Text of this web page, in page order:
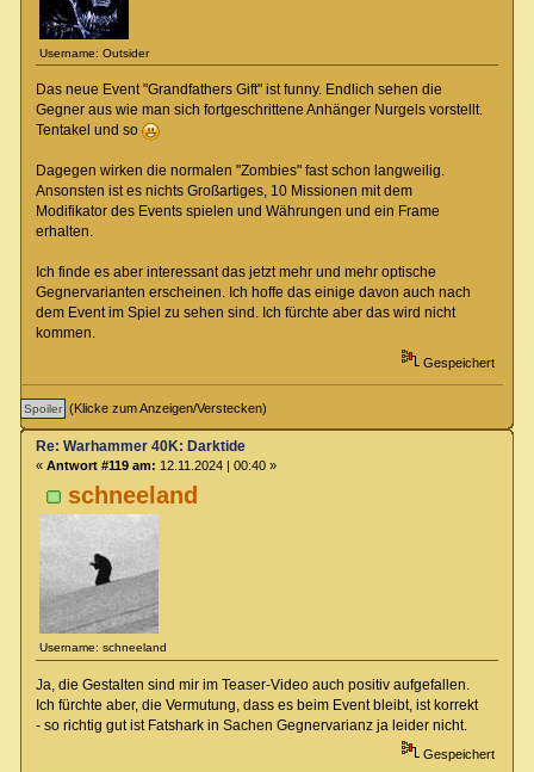
Username: Outsider
Das neue Event "Grandfathers Gift" ist funny. Endlich sehen die
Gegner aus wie man sich fortgeschrittene Anhänger Nurgels vorstellt.
Tentakel und so
Dagegen wirken die normalen "Zombies" fast schon langweilig.
Ansonsten ist es nichts Großartiges, 10 Missionen mit dem
Modifikator des Events spielen und Währungen und ein Frame
erhalten.
Ich finde es aber interessant das jetzt mehr und mehr optische
Gegnervarianten erscheinen. Ich hoffe das einige davon auch nach
dem Event im Spiel zu sehen sind. Ich fürchte aber das wird nicht
kommen.
Gespeichert
(Klicke zum Anzeigen/Verstecken)
schneeland
Username: schneeland
Re: Warhammer 40K: Darktide
« Antwort #119 am: 12.11.2024 | 00:40 »
Ja, die Gestalten sind mir im Teaser-Video auch positiv aufgefallen.
Ich fürchte aber, die Vermutung, dass es beim Event bleibt, ist korrekt
- so richtig gut ist Fatshark in Sachen Gegnervarianz ja leider nicht.
Gespeichert